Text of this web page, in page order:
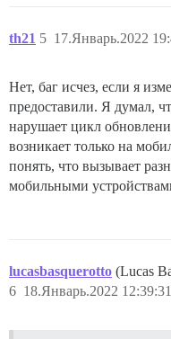
th21 17.Январь.2022
5
Нет, баг исчез, если я
предоставили. Я думал,
нарушает цикл
возникает только на
понять, что вызывает
мобильными
lucasbasquerotto (Lucas
18.Январь.2022 12:39:31
6